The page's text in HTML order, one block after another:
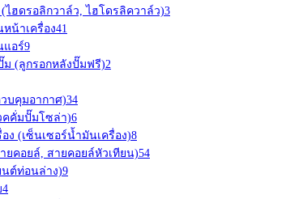
ไฮดรอลิกวาล์ว, ไฮโดรลิควาล์ว)3
น้าเครื่อง41
แอร์9
ม (ลูกรอกหลังปั๊มฟรี)2
บคุมอากาศ)34
คคั่มปั๊มโซล่า)6
ง (เซ็นเซอร์น้ำมันเครื่อง)8
ยคอยล์, สายคอยล์หัวเทียน)54
นต์ท่อนล่าง)9
4